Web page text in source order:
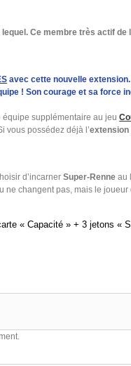
lequel. Ce membre très actif de
avec cette nouvelle extension.
! Son courage et sa force
équipe supplémentaire au jeu
vous possédez déjà l’extension
d’incarnerSuper-Renne au
ne changent pas, mais le
«Capacité » + 3 jetons «